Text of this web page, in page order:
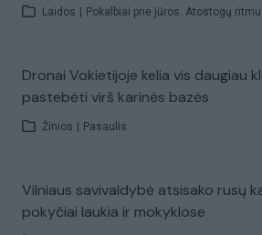
Laidos Pokalbiai prie jūros. Atostogų ritmu
Dronai Vokietijoje kelia vis daugiau
pastebėti virš karinės bazės
Žinios Pasaulis
Vilniaus savivaldybė atsisako rusų
pokyčiai laukia ir mokyklose